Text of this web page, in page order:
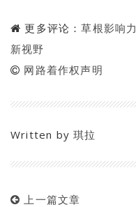
更多评论：草根影响力
新视野
网路着作权声明
Written by琪拉
上一篇文章